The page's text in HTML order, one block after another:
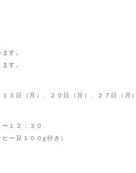
す。
す。
３日（月）、２０日（月）、２７日（月）
１２：３０
ー豆１００g付き）